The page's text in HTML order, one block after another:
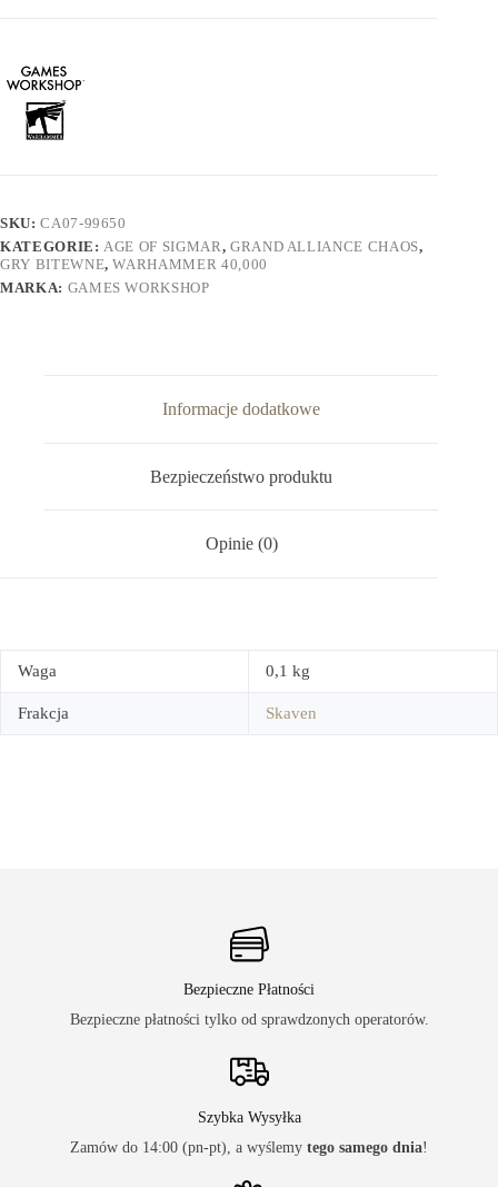
SKU:CA07-99650
KATEGORIE:AGE OF SIGMAR, GRAND ALLIANCE CHAOS,
GRY BITEWNE,WARHAMMER 40,000
MARKA: GAMES WORKSHOP
Informacje dodatkowe
Bezpieczeństwo produktu
Opinie (0)
Waga 0,1 kg
Frakcja Skaven
Bezpieczne Płatności
Bezpieczne płatności tylko od sprawdzonych operatorów.
Szybka Wysyłka
Zamów do 14:00 (pn-pt), a wyślemy tego samego dnia!